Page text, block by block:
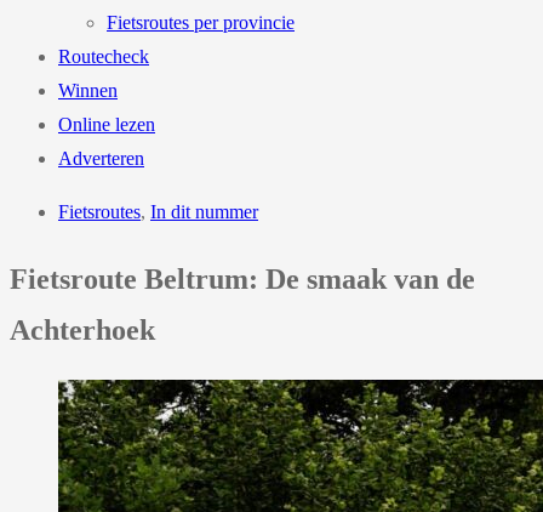
Fietsroutes per provincie
Routecheck
Winnen
Online lezen
Adverteren
Fietsroutes, In dit nummer
Fietsroute Beltrum: De smaak van de
Achterhoek